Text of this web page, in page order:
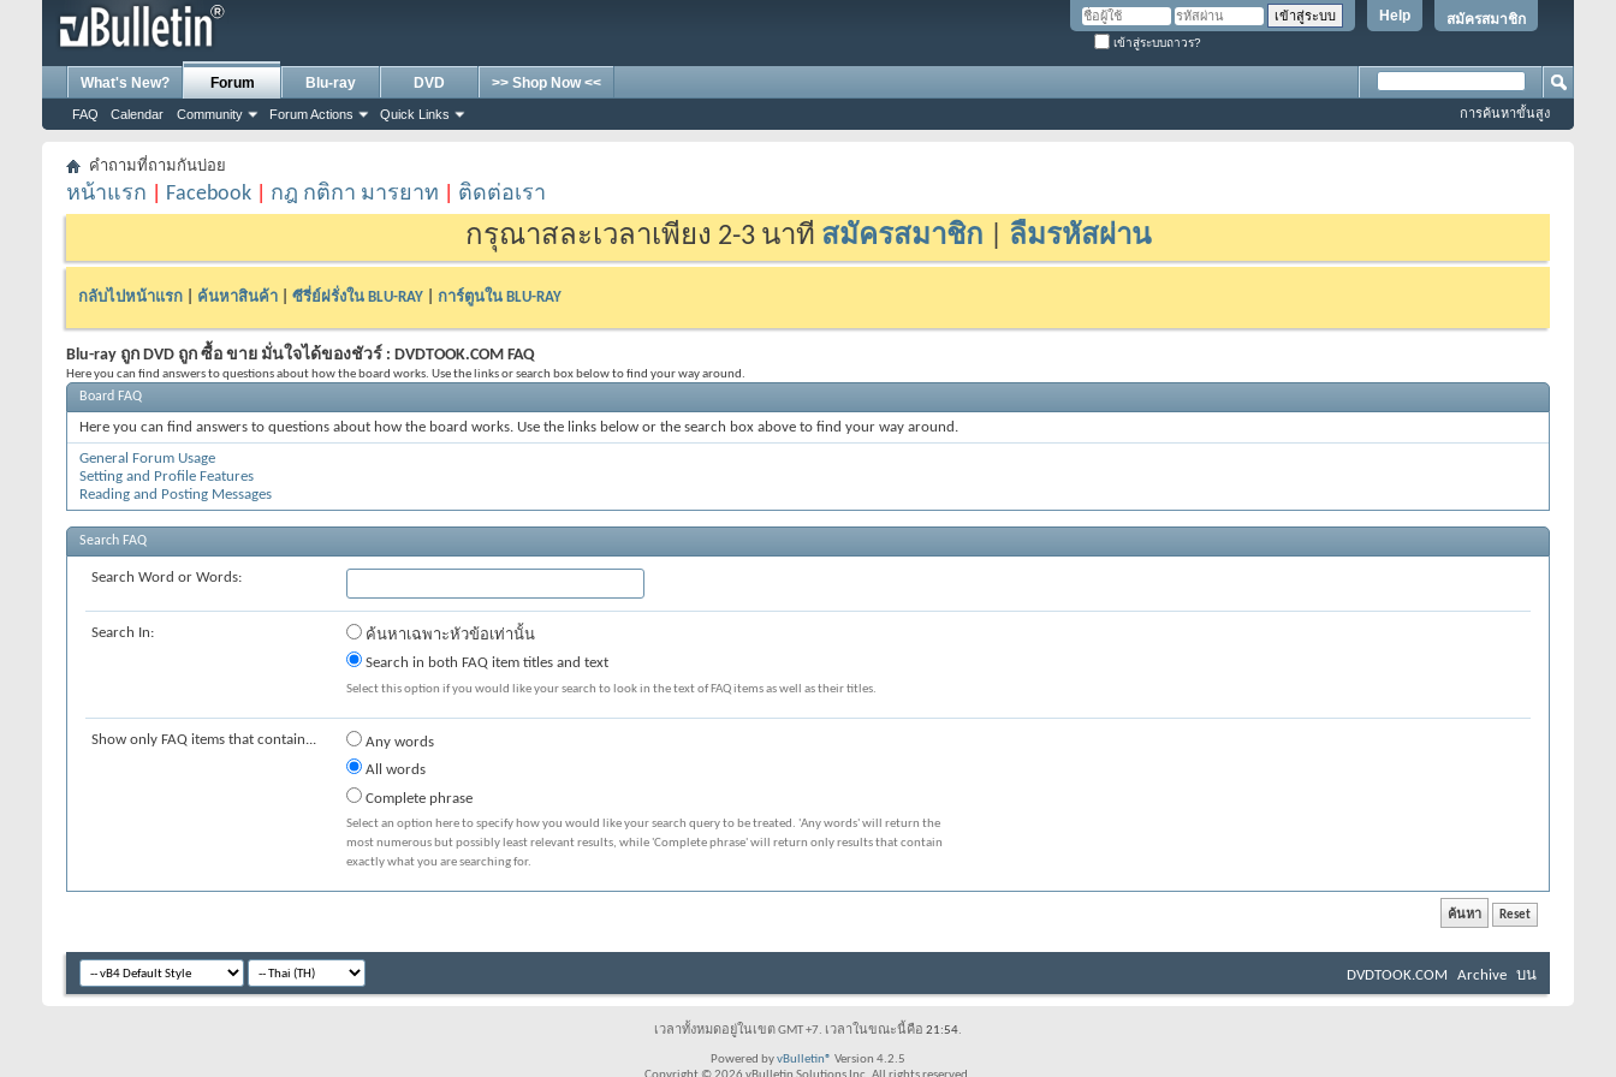
สมัครสมาชิก
Help
เข้าสู่ระบบถาวร?
What's New? Forum
FAQ Calendar Community Forum Actions Quick Links
Blu-ray DVD >> Shop Now <<
การค้นหาขั้นสูง
คำถามที่ถามกันบ่อย
หน้าแรก Facebook กฎ กติกา มารยาท ติดต่อเรา
กรุณาสละเวลาเพียง 2-3 นาที สมัครสมาชิก ลืมรหัสผ่าน
กลับไปหน้าแรก ค้นหาสินค้า ซีรี่ย์ฝรั่งใน BLU-RAY การ์ตูนใน BLU-RAY
Blu-ray ถูก DVD ถูก ซื้อ ขาย มั่นใจได้ของชัวร์ : DVDTOOK.COM FAQ
Here you can find answers to questions about how the board works. Use the links or search box below to find your way around.
Board FAQ
Here you can find answers to questions about how the board works. Use the links below or the search box above to find your way around.
General Forum Usage
Setting and Profile Features
Reading and Posting Messages
Search FAQ
Search Word or Words:
Search In:
ค้นหาเฉพาะหัวข้อเท่านั้น
Search in both FAQ item titles and text
Select this option if you would like your search to look in the text of FAQ items as well as their titles.
Show only FAQ items that contain...
Any words
All words
Complete phrase
Select an option here to specify how you would like your search query to be treated. 'Any words' will return the
most numerous but possibly least relevant results, while 'Complete phrase' will return only results that contain
exactly what you are searching for.
DVDTOOK.COM Archive บน
เวลาทั้งหมดอยู่ในเขต GMT +7. เวลาในขณะนี้คือ 21:54.
Powered byvBulletin® Version 4.2.5